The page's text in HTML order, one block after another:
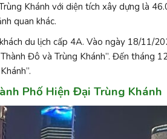
Khánh với diện tích xây dựng là
quan khác.
du lịch cấp 4A. Vào ngày 18/11/
Đô và Trùng Khánh”. Đến tháng
Phố Hiện Đại Trùng Khánh